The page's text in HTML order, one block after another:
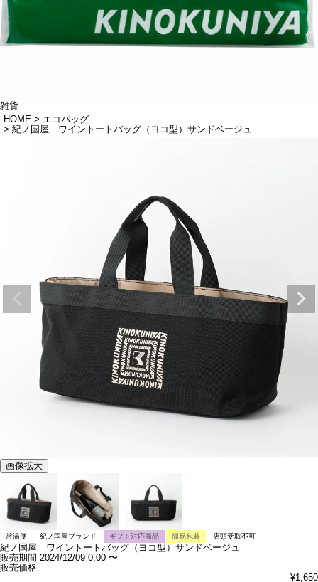
雑貨
HOME
エコバッグ
紀ノ国屋 ワイントートバッグ（ヨコ型）サンドベージュ
画像拡大
常温便 紀ノ国屋ブランド ギフト対応商品 簡易包装 店頭受取不可
紀ノ国屋 ワイントートバッグ（ヨコ型）サンドベージュ
販売期間 2024/12/09 0:00 〜
販売価格
¥1,650